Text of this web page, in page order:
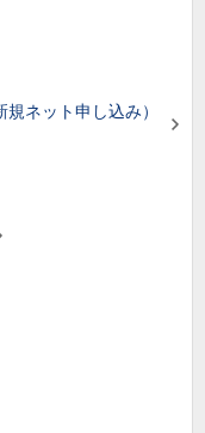
ネット申し込み）